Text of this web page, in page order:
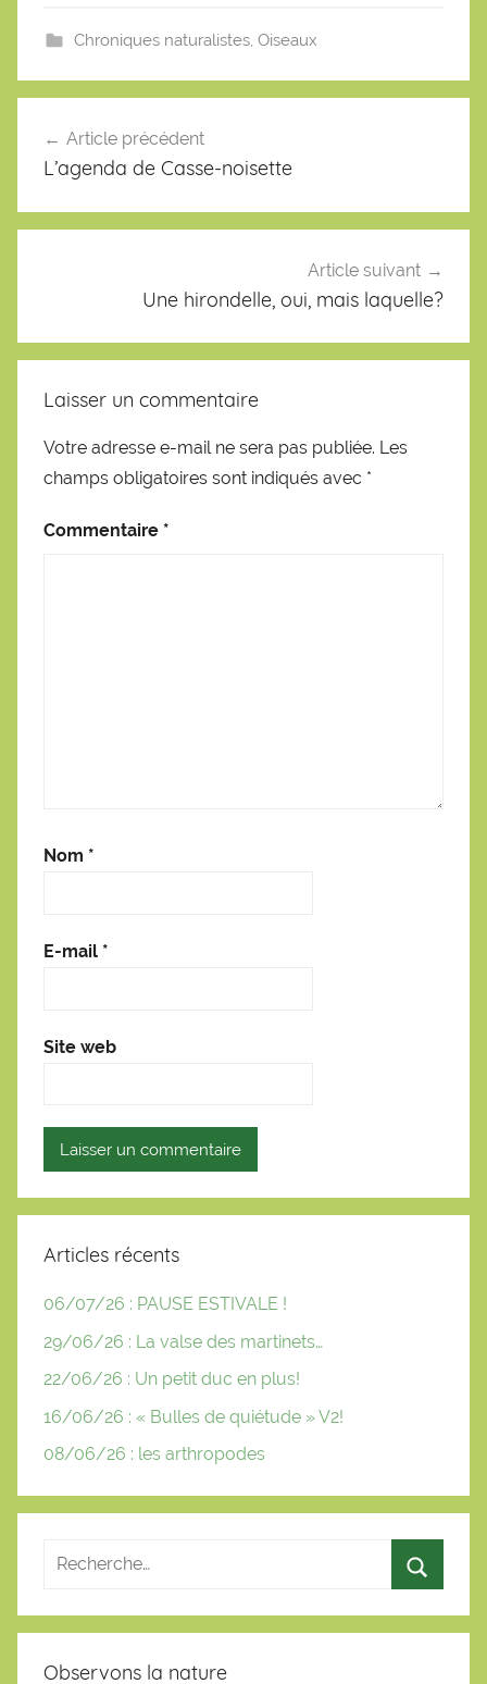
Chroniques naturalistes, Oiseaux
l’article
Article précédent
L’agenda de Casse-noisette
Article suivant
Une hirondelle, oui, mais laquelle?
Laisser un commentaire
Votre adresse e-mail ne sera pas publiée. Les
champs obligatoires sont indiqués avec *
Commentaire *
Nom *
E-mail *
Site web
Articles récents
06/07/26 : PAUSE ESTIVALE !
29/06/26 : La valse des martinets…
22/06/26 : Un petit duc en plus!
16/06/26 : « Bulles de quiétude » V2!
08/06/26 : les arthropodes
Observons la nature